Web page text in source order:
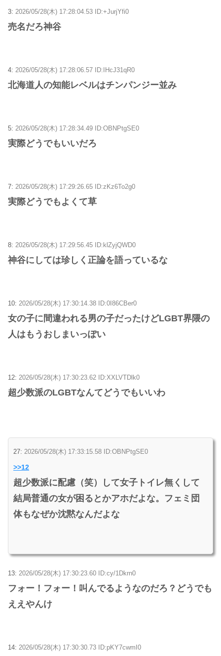
3: 2026/05/28(木) 17:28:04.53 ID:+JurjYfi0
売名だろ神谷
4: 2026/05/28(木) 17:28:06.57 ID:IHcJ31qR0
北海道人の知能レベルはチンパンジー並み
5: 2026/05/28(木) 17:28:34.49 ID:OBNPtgSE0
実際どうでもいいだろ
7: 2026/05/28(木) 17:29:26.65 ID:zKz6To2g0
実際どうでもよくて草
8: 2026/05/28(木) 17:29:56.45 ID:klZyjQWD0
神谷にしては珍しく正論を語っているな
10: 2026/05/28(木) 17:30:14.38 ID:0I86CBer0
女の子に間違われる男の子だったけどLGBT界隈の
人はもうおしまいっぽい
12: 2026/05/28(木) 17:30:23.62 ID:XXLVTDlk0
超少数派のLGBTなんてどうでもいいわ
27: 2026/05/28(木) 17:33:15.58 ID:OBNPtgSE0
>>12
超少数派に配慮（笑）して女子トイレ無くして
結局普通の女が困るとかアホだよな。フェミ団
体もなぜか沈黙なんだよな
13: 2026/05/28(木) 17:30:23.60 ID:cy/1Dkrn0
フォー！フォー！叫んでるようなのだろ？どうでも
ええやんけ
14: 2026/05/28(木) 17:30:30.73 ID:pKY7cwmI0